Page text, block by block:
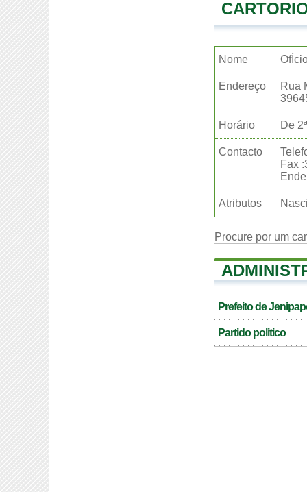
Nome
Endereço
Rua
Horário De
Contacto
Fax
Atributos
Procure por um
Prefeito de
Partido politico